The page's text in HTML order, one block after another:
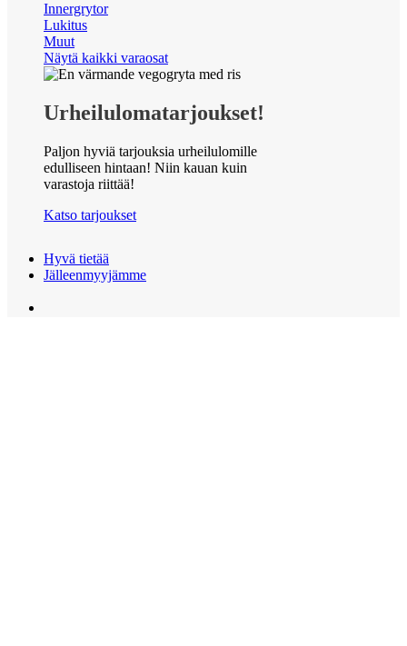
Innergrytor
Lukitus
Muut
Näytä kaikki varaosat
Urheilulomatarjoukset!
Paljon hyviä tarjouksia urheilulomille
edulliseen hintaan! Niin kauan kuin
varastoja riittää!
Katso tarjoukset
Hyvä tietää
Jälleenmyyjämme